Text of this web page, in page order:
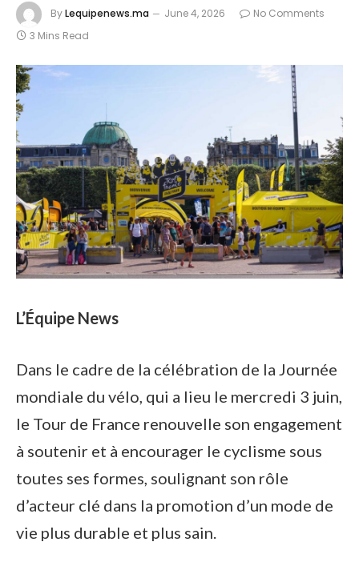
ByLequipenews.ma June 4, 2026
No Comments
3 Mins Read
L’Équipe News
Dans le cadre de la célébration de la Journée
mondiale du vélo, qui a lieu le mercredi 3 juin,
le Tour de France renouvelle son engagement
à soutenir et à encourager le cyclisme sous
toutes ses formes, soulignant son rôle
d’acteur clé dans la promotion d’un mode de
vie plus durable et plus sain.